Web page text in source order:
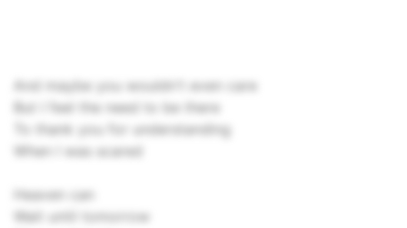
And maybe you wouldn't even care
But I feel the need to be there
To thank you for understanding
When I was scared
Heaven can
Wait until tomorrow